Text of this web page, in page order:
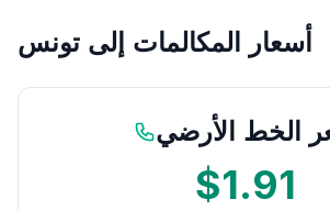
أسعار المكالمات إلى تونس
الخط الأرضي
$1.91